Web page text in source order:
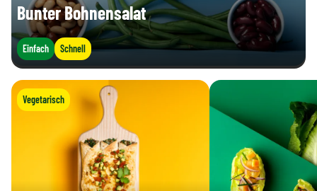
Bunter Bohnensalat
Einfach Schnell
Vegetarisch